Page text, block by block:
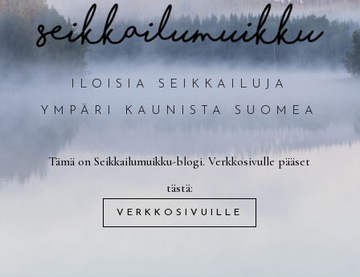
ILOISIA SEIKKAILUJA
YMPÄRI KAUNISTA SUOMEA
Tämä on Seikkailumuikku-blogi. Verkkosivulle pääset
tästä:
VERKKOSIVUILLE